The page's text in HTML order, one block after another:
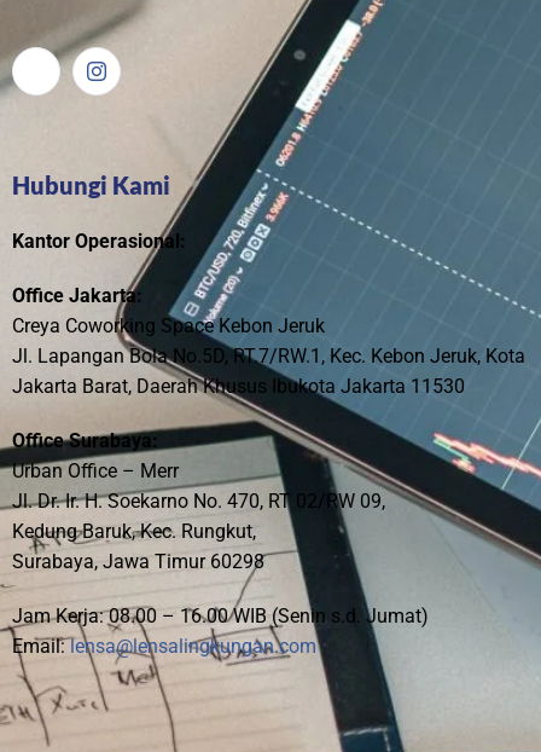
Hubungi Kami
Kantor Operasional:
Office Jakarta:
Creya Coworking Space Kebon Jeruk
Jl. Lapangan Bola No.5D, RT.7/RW.1, Kec. Kebon Jeruk, Kota
Jakarta Barat, Daerah Khusus Ibukota Jakarta 11530
Office Surabaya:
Urban Office – Merr
Jl. Dr. Ir. H. Soekarno No. 470, RT 02/RW 09,
Kedung Baruk, Kec. Rungkut,
Surabaya, Jawa Timur 60298
Jam Kerja: 08.00 – 16.00 WIB (Senin s.d. Jumat)
Email:lensa@lensalingkungan.com